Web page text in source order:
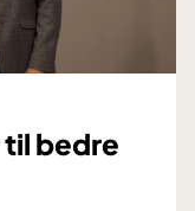
til bedre